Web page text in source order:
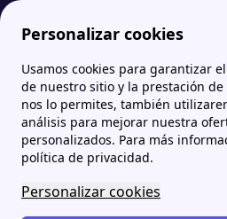
Personalizar cookies
Usamos cookies para garantizar
de nuestro sitio y la prestación de
nos lo permites, también
análisis para mejorar nuestra
personalizados. Para más
política de privacidad.
Personalizar cookies
Papernest.es blog Llamadas engañosas de comercializadoras: Cómo detectarlas
Llamadas
detectarlas